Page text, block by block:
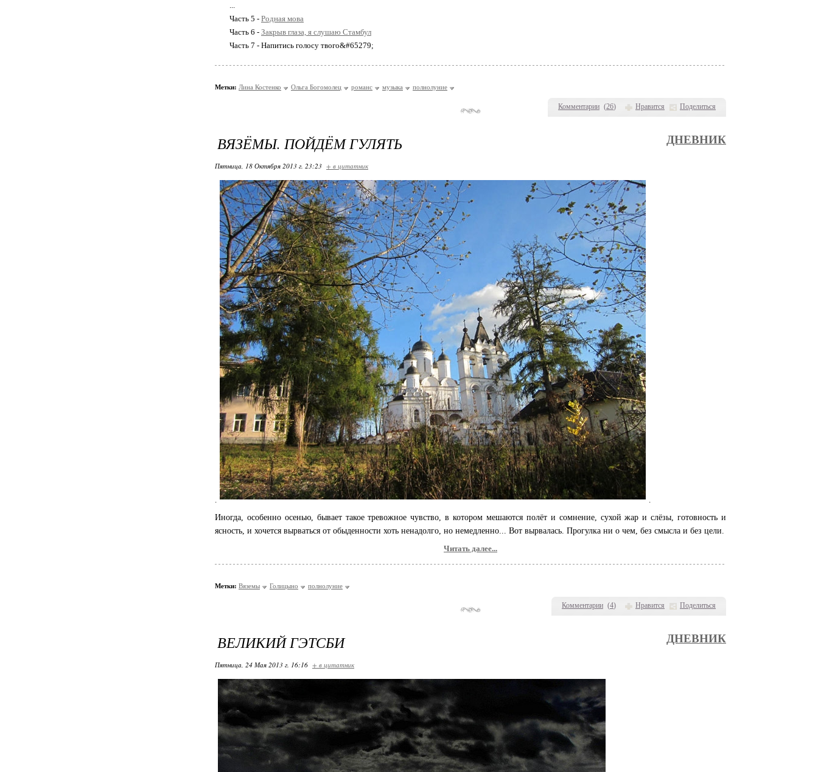
Комментарии (26) Нравится Поделиться
...
Часть 5 - Родная мова
Часть 6 - Закрыв глаза, я слушаю Стамбул
Часть 7 - Напитись голосу твого&#65279;
Метки: Лина Костенко Ольга Богомолец романс музыка полнолуние
Комментарии (4) Нравится Поделиться
ВЯЗЁМЫ. ПОЙДЁМ ГУЛЯТЬ ДНЕВНИК
Пятница, 18 Октября 2013 г. 23:23 + в цитатник
.
.
Иногда, особенно осенью, бывает такое тревожное чувство, в котором мешаются полёт и сомнение, сухой жар и слёзы, готовность и
ясность, и хочется вырваться от обыденности хоть ненадолго, но немедленно... Вот вырвалась. Прогулка ни о чем, без смысла и без цели.
Читать далее...
Метки: Вяземы Голицыно полнолуние
ВЕЛИКИЙ ГЭТСБИ ДНЕВНИК
Пятница, 24 Мая 2013 г. 16:16 + в цитатник